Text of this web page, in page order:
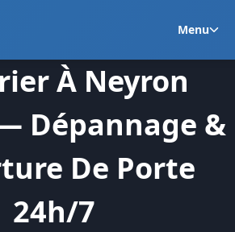
Menu
À Neyron
Dépannage &
De Porte
24h/7